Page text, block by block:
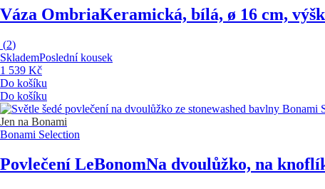
Váza OmbriaKeramická, bílá, ø 16 cm,
(2)
SklademPoslední kousek
1 539 Kč
Do košíku
Do košíku
Jen na Bonami
Bonami Selection
Povlečení LeBonomNa dvoulůžko, na